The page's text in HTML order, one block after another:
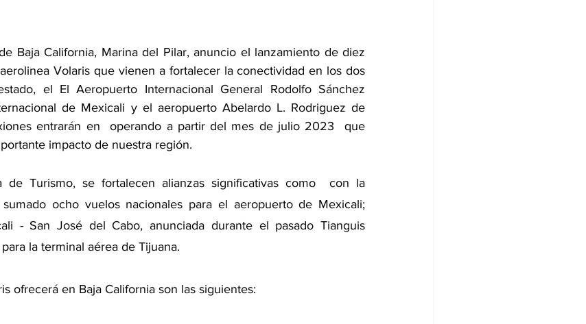
Baja California, Marina del Pilar, anuncio el lanzamiento de diez
Volaris que vienen a fortalecer la conectividad en los dos
el El Aeropuerto Internacional General Rodolfo Sánchez
de Mexicali y el aeropuerto Abelardo L. Rodriguez de
entrarán en  operando a partir del mes de julio 2023  que
impacto de nuestra región.
de Turismo, se fortalecen alianzas significativas como  con la
ocho vuelos nacionales para el aeropuerto de Mexicali;
- San José del Cabo, anunciada durante el pasado Tianguis
la terminal aérea de Tijuana.
ofrecerá en Baja California son las siguientes: